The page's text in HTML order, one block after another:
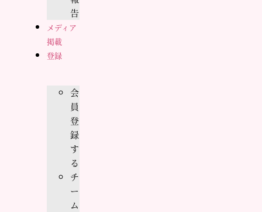
告
メディア
掲載
登録
会
員
登
録
す
る
チ
ー
ム